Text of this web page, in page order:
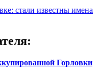
стали известны имена
:
Горловки